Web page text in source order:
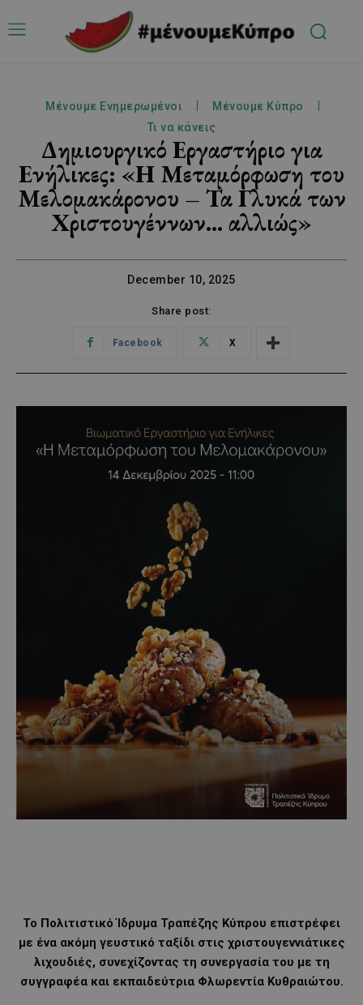
Μένουμε Ενημερωμένοι
Μένουμε Κύπρο
Τι να κάνεις
Δημιουργικό Εργαστήριο για
Ενήλικες: «Η Μεταμόρφωση του
Μελομακάρονου – Τα Γλυκά των
Χριστουγέννων… αλλιώς»
December 10, 2025
Share post:
Facebook X
Το Πολιτιστικό Ίδρυμα Τραπέζης Κύπρου επιστρέφει
με ένα ακόμη γευστικό ταξίδι στις χριστουγεννιάτικες
λιχουδιές, συνεχίζοντας τη συνεργασία του με τη
συγγραφέα και εκπαιδεύτρια Φλωρεντία Κυθραιώτου.